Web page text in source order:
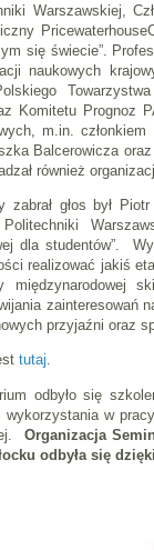
Warszawskiej,
się świecie”.
naukowych
Komitetu Prognoz
m.in.
Balcerowicza
również
zabrał głos był
dla studentów”.
realizować jakiś
międzynarodowej
zainteresowań
przyjaźni oraz
tutaj.
odbyło się
w
Organizacja
odbyła się